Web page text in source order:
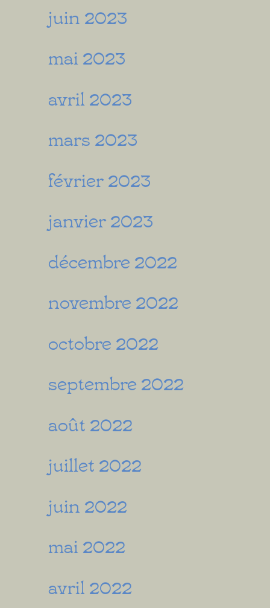
juin 2023
mai 2023
avril 2023
mars 2023
février 2023
janvier 2023
décembre 2022
novembre 2022
octobre 2022
septembre 2022
août 2022
juillet 2022
juin 2022
mai 2022
avril 2022